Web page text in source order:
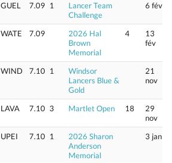
GUEL 7.09 1
Lancer Team
Challenge
6 fév
WATE 7.09
2026 Hal
Brown
Memorial
4
13
fév
WIND 7.10 1
Windsor
Lancers Blue &
Gold
21
nov
LAVA 7.10 3 Martlet Open 18
29
nov
UPEI 7.10 1
2026 Sharon
Anderson
Memorial
3 jan